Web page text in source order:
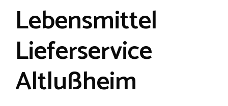
Lebensmittel
Lieferservice
Altlußheim